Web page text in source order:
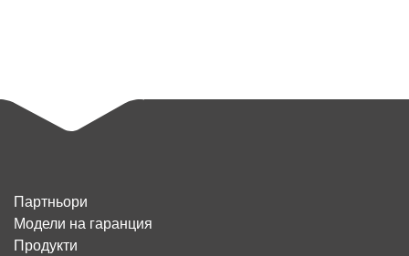
Партньори
Модели на гаранция
Продукти